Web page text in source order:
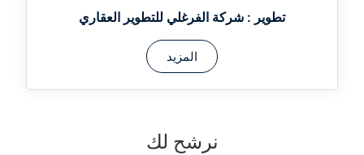
تطوير : شركة الفرغلي للتطوير العقاري
المزيد
نرشح لك